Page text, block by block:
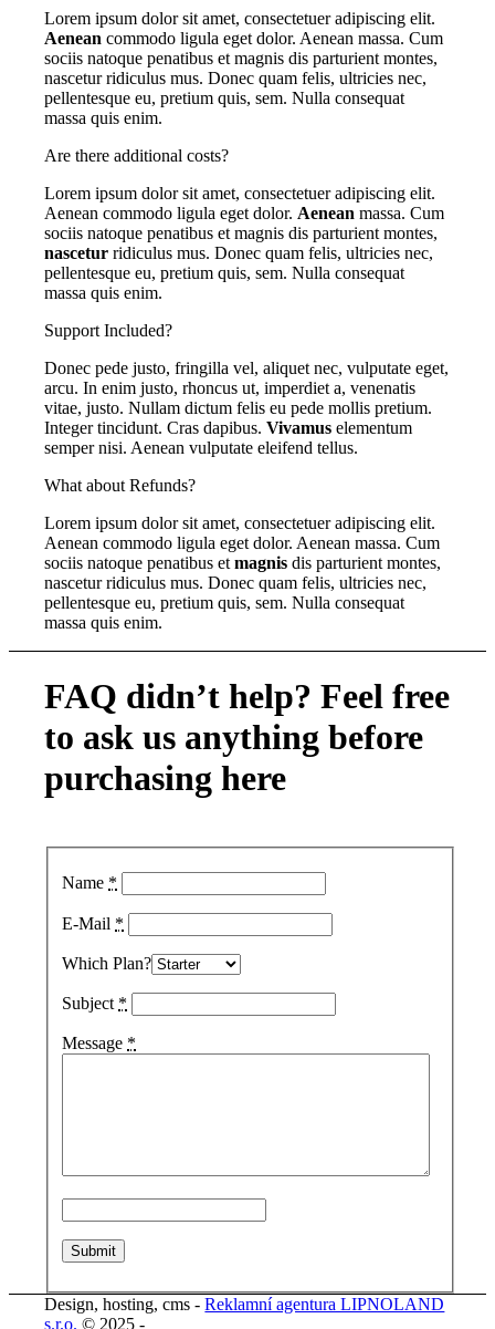
Lorem ipsum dolor sit amet, consectetuer adipiscing elit.
Aenean commodo ligula eget dolor. Aenean massa. Cum
sociis natoque penatibus et magnis dis parturient montes,
nascetur ridiculus mus. Donec quam felis, ultricies nec,
pellentesque eu, pretium quis, sem. Nulla consequat
massa quis enim.
Are there additional costs?
Lorem ipsum dolor sit amet, consectetuer adipiscing elit.
Aenean commodo ligula eget dolor. Aenean massa. Cum
sociis natoque penatibus et magnis dis parturient montes,
nascetur ridiculus mus. Donec quam felis, ultricies nec,
pellentesque eu, pretium quis, sem. Nulla consequat
massa quis enim.
Support Included?
Donec pede justo, fringilla vel, aliquet nec, vulputate eget,
arcu. In enim justo, rhoncus ut, imperdiet a, venenatis
vitae, justo. Nullam dictum felis eu pede mollis pretium.
Integer tincidunt. Cras dapibus.Vivamus elementum
semper nisi. Aenean vulputate eleifend tellus.
What about Refunds?
Lorem ipsum dolor sit amet, consectetuer adipiscing elit.
Aenean commodo ligula eget dolor. Aenean massa. Cum
sociis natoque penatibus etmagnis dis parturient montes,
nascetur ridiculus mus. Donec quam felis, ultricies nec,
pellentesque eu, pretium quis, sem. Nulla consequat
massa quis enim.
FAQ didn’t help? Feel free
to ask us anythingbefore
purchasing here
Name *
E-Mail *
Which Plan?
Subject *
Message *
Design, hosting, cms -Reklamní agentura LIPNOLAND
s.r.o. © 2025 -